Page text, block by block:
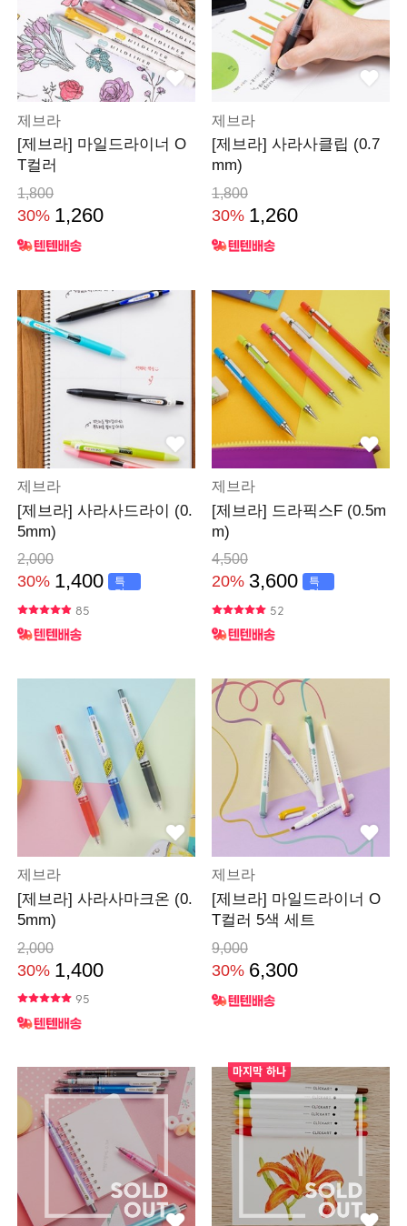
제브라
[제브라] 마일드라이너 O
T컬러
1,800
30% 1,260
제브라
[제브라] 사라사클립 (0.7
mm)
1,800
30% 1,260
제브라
[제브라] 사라사드라이 (0.
5mm)
2,000
30% 1,400
특
가
85
제브라
[제브라] 드라픽스F (0.5m
m)
4,500
20% 3,600
특
가
52
제브라
[제브라] 사라사마크온 (0.
5mm)
2,000
30% 1,400
95
제브라
[제브라] 마일드라이너 O
T컬러 5색 세트
9,000
30% 6,300
마지막 하나